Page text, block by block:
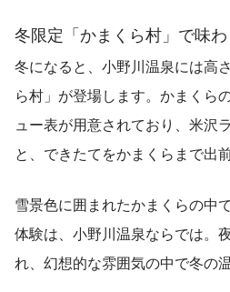
冬限定「かまくら村」で味
冬になると、小野川温泉には高
ら村」が登場します。かまくら
ュー表が用意されており、米沢
と、できたてをかまくらまで出
雪景色に囲まれたかまくらの中
体験は、小野川温泉ならでは。
れ、幻想的な雰囲気の中で冬の